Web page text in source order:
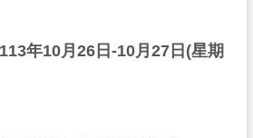
年10月26日-10月27日(星期